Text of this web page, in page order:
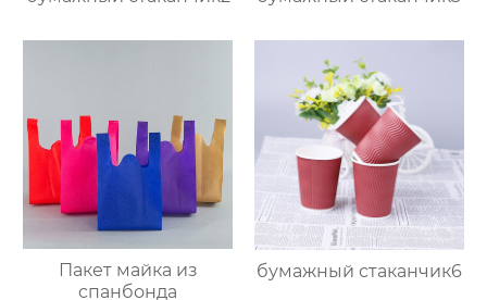
Пакет майка из
спанбонда
бумажный стаканчик6